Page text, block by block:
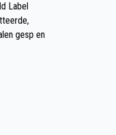
Label
gesp en